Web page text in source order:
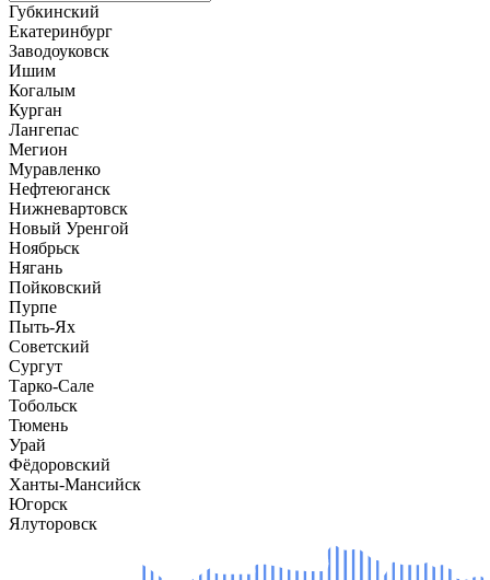
Губкинский
Екатеринбург
Заводоуковск
Ишим
Когалым
Курган
Лангепас
Мегион
Муравленко
Нефтеюганск
Нижневартовск
Новый Уренгой
Ноябрьск
Нягань
Пойковский
Пурпе
Пыть-Ях
Советский
Сургут
Тарко-Сале
Тобольск
Тюмень
Урай
Фёдоровский
Ханты-Мансийск
Югорск
Ялуторовск